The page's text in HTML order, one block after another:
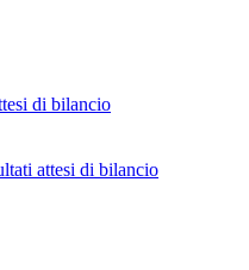
di bilancio
attesi di bilancio